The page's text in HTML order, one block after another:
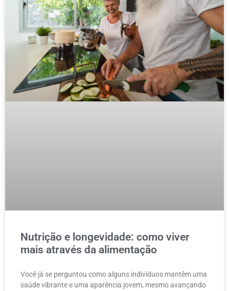
Nutrição e longevidade: como viver
mais através da alimentação
Você já se perguntou como alguns indivíduos mantêm uma
saúde vibrante e uma aparência jovem, mesmo avançando